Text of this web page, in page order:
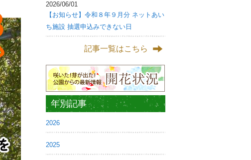
2026/06/01
【お知らせ】令和８年９月分 ネットあい
ち施設 抽選申込みできない日
記事一覧はこちら
年別記事
2026
2025